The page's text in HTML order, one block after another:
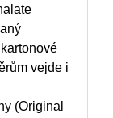
vejde i
(Original